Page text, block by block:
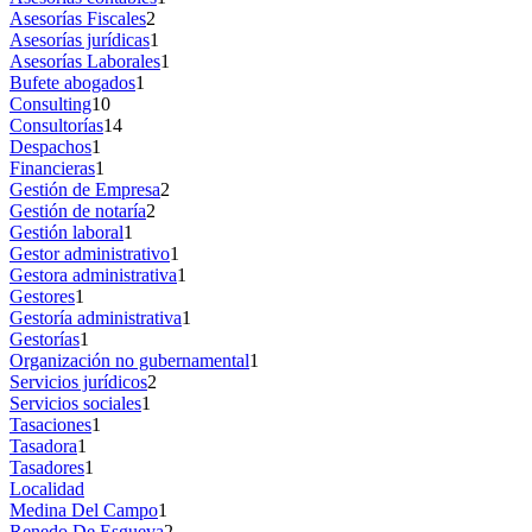
Asesorías Fiscales2
Asesorías jurídicas1
Asesorías Laborales1
Bufete abogados1
Consulting10
Consultorías14
Despachos1
Financieras1
Gestión de Empresa2
Gestión de notaría2
Gestión laboral1
Gestor administrativo1
Gestora administrativa1
Gestores1
Gestoría administrativa1
Gestorías1
Organización no gubernamental1
Servicios jurídicos2
Servicios sociales1
Tasaciones1
Tasadora1
Tasadores1
Localidad
Medina Del Campo1